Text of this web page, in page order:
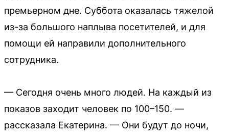
премьерном дне. Суббота оказалась тяжелой
из-за большого наплыва посетителей, и для
помощи ей направили дополнительного
сотрудника.
— Сегодня очень много людей. На каждый из
показов заходит человек по 100–150. —
рассказала Екатерина. — Они будут до ночи,